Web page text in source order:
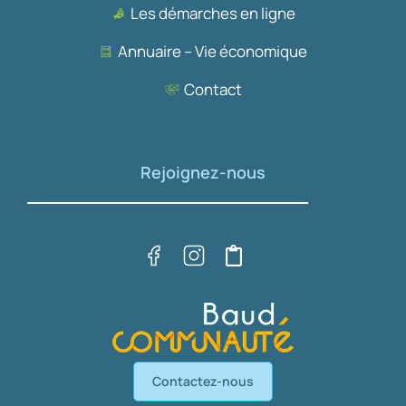
Les démarches en ligne
Annuaire – Vie économique
Contact
Rejoignez-nous
Contactez-nous